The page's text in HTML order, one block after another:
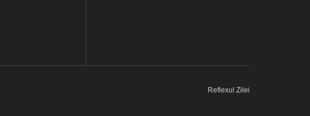
Reflexul Zilei